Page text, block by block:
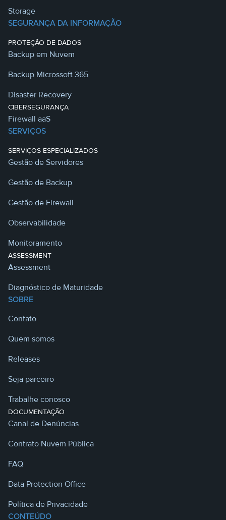
Storage
SEGURANÇA DA INFORMAÇÃO
PROTEÇÃO DE DADOS
Backup em Nuvem
Backup Microssoft 365
Disaster Recovery
CIBERSEGURANÇA
Firewall aaS
SERVIÇOS
SERVIÇOS ESPECIALIZADOS
Gestão de Servidores
Gestão de Backup
Gestão de Firewall
Observabilidade
Monitoramento
ASSESSMENT
Assessment
Diagnóstico de Maturidade
SOBRE
Contato
Quem somos
Releases
Seja parceiro
Trabalhe conosco
DOCUMENTAÇÃO
Canal de Denúncias
Contrato Nuvem Pública
FAQ
Data Protection Office
Política de Privacidade
CONTEÚDO